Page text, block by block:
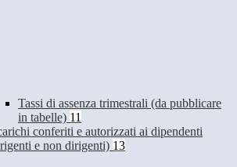
Tassi di assenza trimestrali (da pubblicare
in tabelle) 11
conferiti e autorizzati ai dipendenti
e non dirigenti) 13